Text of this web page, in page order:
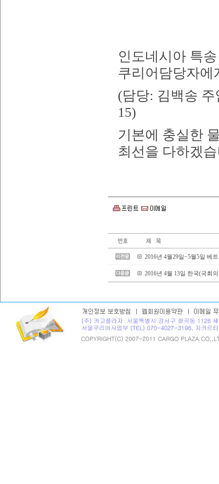
인도네시아 특
쿠리어담당자에
(담당: 김백송
15)
기본에 충실한
최선을 다하겠
2016년 4월29일~5월5일 베
2016년 4월 13일 한국(국회